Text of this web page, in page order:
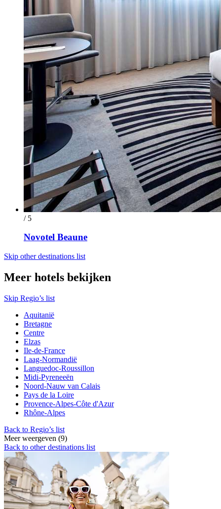
/ 5
Novotel Beaune
Skip other destinations list
Meer hotels bekijken
Skip Regio’s list
Aquitanië
Bretagne
Centre
Elzas
Ile-de-France
Laag-Normandië
Languedoc-Roussillon
Midi-Pyreneeën
Noord-Nauw van Calais
Pays de la Loire
Provence-Alpes-Côte d'Azur
Rhône-Alpes
Back to Regio’s list
Meer weergeven (9)
Back to other destinations list